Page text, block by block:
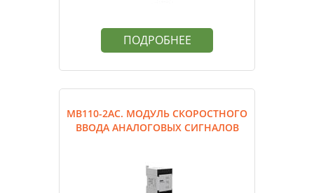
ПОДРОБНЕЕ
МВ110-2АС. МОДУЛЬ СКОРОСТНОГО
ВВОДА АНАЛОГОВЫХ СИГНАЛОВ